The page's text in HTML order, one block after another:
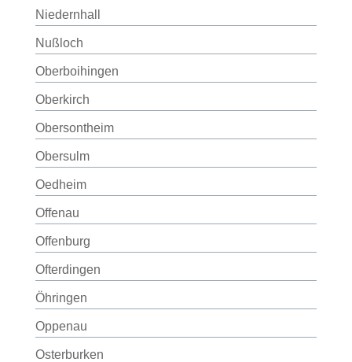
Niedernhall
Nußloch
Oberboihingen
Oberkirch
Obersontheim
Obersulm
Oedheim
Offenau
Offenburg
Ofterdingen
Öhringen
Oppenau
Osterburken